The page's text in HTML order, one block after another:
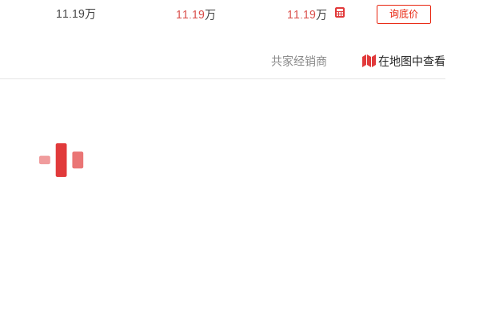
11.19万 11.19万 11.19万 询底价
共家经销商 在地图中查看